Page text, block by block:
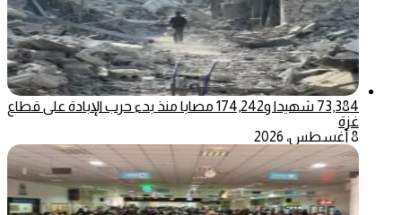
73,384 شهيدا و174,242 مصابا منذ بدء حرب الإبادة على قطاع
غزة
8 أغسطس، 2026